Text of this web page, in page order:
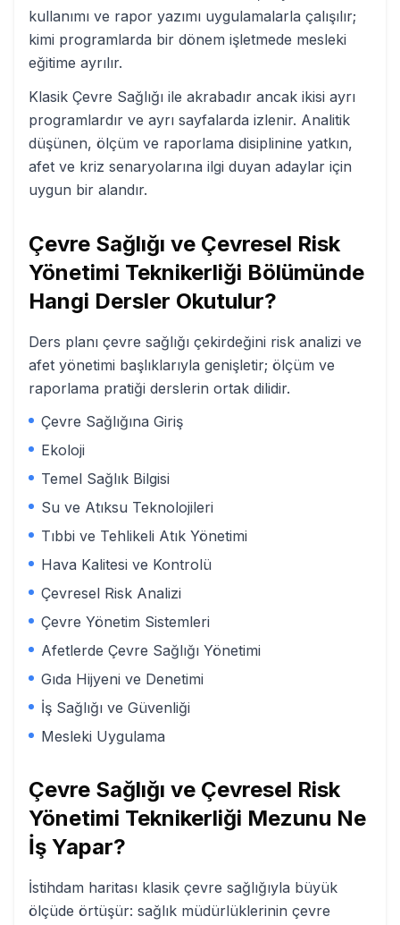
kullanımı ve rapor yazımı uygulamalarla çalışılır;
kimi programlarda bir dönem işletmede mesleki
eğitime ayrılır.
Klasik Çevre Sağlığı ile akrabadır ancak ikisi ayrı
programlardır ve ayrı sayfalarda izlenir. Analitik
düşünen, ölçüm ve raporlama disiplinine yatkın,
afet ve kriz senaryolarına ilgi duyan adaylar için
uygun bir alandır.
Çevre Sağlığı ve Çevresel Risk
Yönetimi Teknikerliği Bölümünde
Hangi Dersler Okutulur?
Ders planı çevre sağlığı çekirdeğini risk analizi ve
afet yönetimi başlıklarıyla genişletir; ölçüm ve
raporlama pratiği derslerin ortak dilidir.
Çevre Sağlığına Giriş
Ekoloji
Temel Sağlık Bilgisi
Su ve Atıksu Teknolojileri
Tıbbi ve Tehlikeli Atık Yönetimi
Hava Kalitesi ve Kontrolü
Çevresel Risk Analizi
Çevre Yönetim Sistemleri
Afetlerde Çevre Sağlığı Yönetimi
Gıda Hijyeni ve Denetimi
İş Sağlığı ve Güvenliği
Mesleki Uygulama
Çevre Sağlığı ve Çevresel Risk
Yönetimi Teknikerliği Mezunu Ne
İş Yapar?
İstihdam haritası klasik çevre sağlığıyla büyük
ölçüde örtüşür: sağlık müdürlüklerinin çevre